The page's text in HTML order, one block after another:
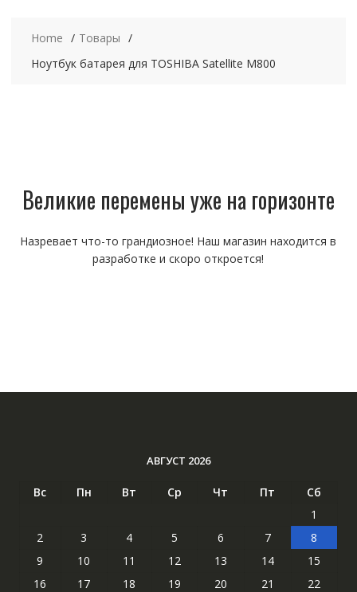
Home
Товары
Ноутбук батарея для TOSHIBA Satellite M800
Великие перемены уже на горизонте
Назревает что-то грандиозное! Наш магазин находится в
разработке и скоро откроется!
АВГУСТ 2026
Вс Пн Вт Ср Чт Пт
Сб
1
2
3 4 5 6 7
8
9
10 11 12 13 14
15
16
17 18 19 20 21
22